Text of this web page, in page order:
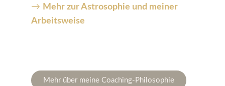
→ Mehr zur Astrosophie und meiner
Arbeitsweise
Mehr über meine Coaching-Philosophie